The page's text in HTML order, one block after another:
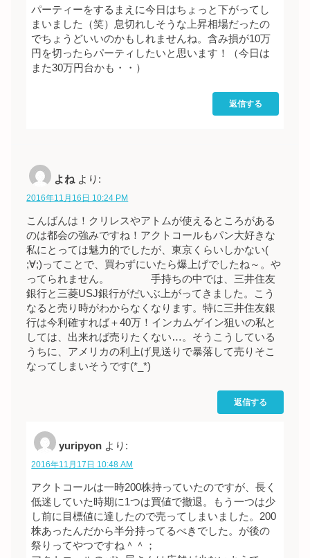
パーティーをするまえに今日はちょっと下がってし
まいました（笑）息切れしそうな上昇相場だったの
でちょうどいいのかもしれませんね。含み損が10万
円を切ったらパーティしたいと思います！（今日は
また30万円台かも・・）
返信する
よね より:
2016年11月16日 10:24 PM
こんばんは！クリレスやアトムが使えるところがある
のは都会の強みですね！アクトコールもパン大好きな
私にとっては魅力的でしたが、東京くらいしかない(
;∀;)ってことで、買わずにいたら爆上げでしたね～。や
ってられません。 手持ちの中では、三井住友
銀行と三菱USJ銀行がだいぶ上がってきました。こう
なると売り時がわからなくなります。特に三井住友銀
行は今利確すれば＋40万！インカムゲイン狙いの私と
しては、出来れば売りたくない…。そうこうしている
うちに、アメリカの利上げ見送りで暴落して売りそこ
なってしまいそうです(*_*)
返信する
yuripyon より:
2016年11月17日 10:48 AM
アクトコールは一時200株持っていたのですが、長く
低迷していた時期に1つは買値で撤退。もう一つは少
し前に目標値に達したので売ってしまいました。200
株あったんだから半分持ってるべきでした。が後の
祭りってやつですね＾＾；